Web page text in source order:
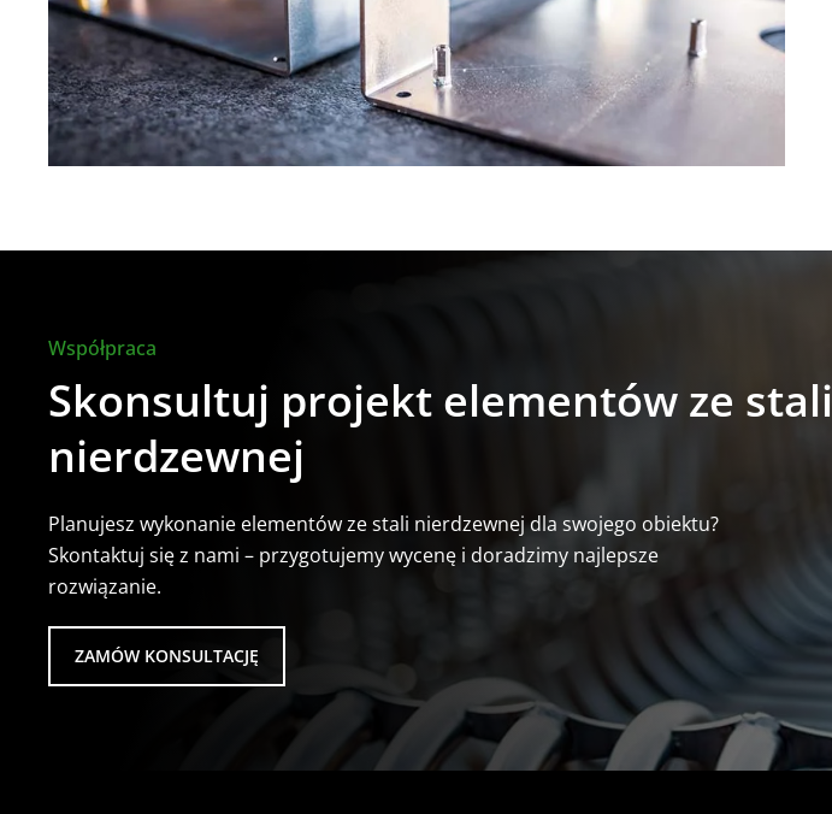
Współpraca
Skonsultuj projekt elementów ze stali
nierdzewnej
Planujesz wykonanie elementów ze stali nierdzewnej dla swojego obiektu?
Skontaktuj się z nami – przygotujemy wycenę i doradzimy najlepsze
rozwiązanie.
ZAMÓW KONSULTACJĘ